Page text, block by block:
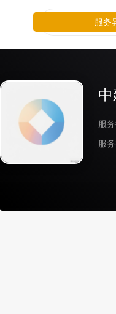
服
服
服务